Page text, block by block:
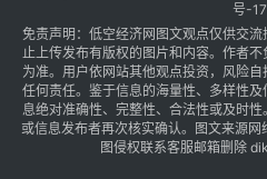
号-17
免责声明：低空经济网图文观点仅供交
止上传发布有版权的图片和内容。作者
为准。用户依网站其他观点投资，风险
任何责任。鉴于信息的海量性、多样性
息绝对准确性、完整性、合法性或及时性
或信息发布者再次核实确认。图文来源
图侵权联系客服邮箱删除